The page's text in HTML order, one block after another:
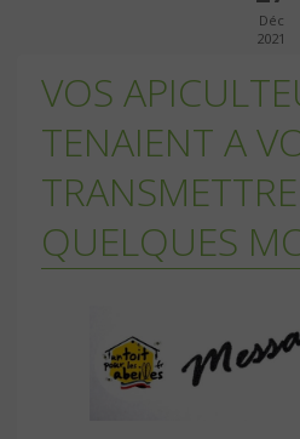
Déc
2021
VOS
TENAIENT A
QUELQUES